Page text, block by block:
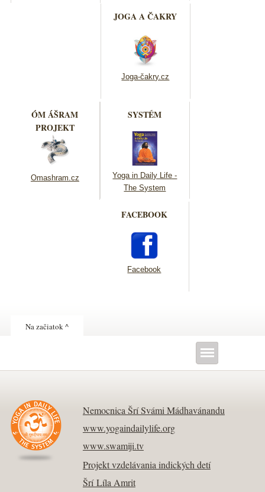
JOGA A ČAKRY
Joga-čakry.cz
ÓM ÁŠRAM
PROJEKT
Omashram.cz
SYSTÉM
Yoga in Daily Life -
The System
FACEBOOK
Facebook
Na začiatok ^
Nemocnica Šrí Svámi Mádhavánandu
www.yogaindailylife.org
www.swamiji.tv
Projekt vzdelávania indických detí
Šrí Líla Amrit